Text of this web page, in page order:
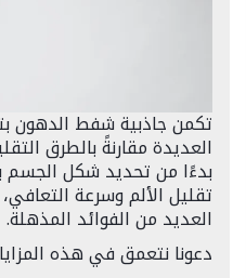
تكمن جاذبية شفط الدهون
العديدة مقارنةً بالطرق
بدءًا من تحديد شكل الجسم
تقليل الألم وسرعة
العديد من الفوائد المذهلة.
دعونا نتعمق في هذه